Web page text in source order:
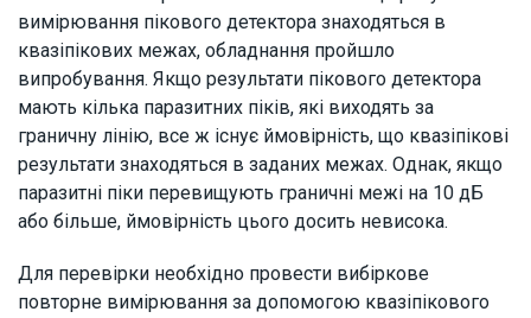
вимірювання пікового детектора знаходяться в
квазіпікових межах, обладнання пройшло
випробування. Якщо результати пікового детектора
мають кілька паразитних піків, які виходять за
граничну лінію, все ж існує ймовірність, що квазіпікові
результати знаходяться в заданих межах. Однак, якщо
паразитні піки перевищують граничні межі на 10 дБ
або більше, ймовірність цього досить невисока.
Для перевірки необхідно провести вибіркове
повторне вимірювання за допомогою квазіпікового